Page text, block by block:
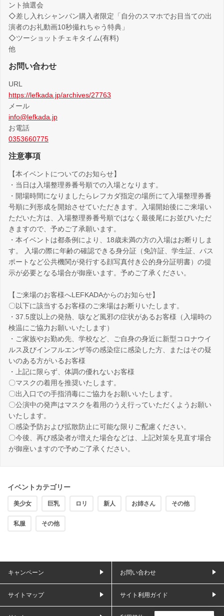
ント抽選会
◇差し入れシャンパン購入者限定「自分のスマホでお目当ての出
演者のお礼動画10秒撮れちゃう特典」
◇ツーショットチェキタイム(有料)
他
お問い合わせ
URL
https://lefkada.jp/archives/27763
メール
info@lefkada.jp
お電話
0353660775
注意事項
【本イベントについてのお知らせ】
・当日は入場整理券番号順での入場となります。
・開場時間になりましたらレフカダ指定の場所にて入場整理券番
号順に列形成を開始させていただきます。入場開始後にご来場い
ただいた方は、入場整理券番号順ではなく最後尾にお並びいただ
きますので、予めご了承願います。
・本イベントは都条例により、18歳未満の方の入場はお断りしま
す。 入場の際に年齢の確認できる身分証（免許証、学生証、パス
ポートなど公共機関が発行する顔写真付き公的身分証明書）の提
示が必要となる場合が御座います。予めご了承ください。
【ご来場のお客様へLEFKADAからのお知らせ】
〇以下に該当するお客様のご来場はお断りいたします。
・37.5度以上の発熱、咳など風邪の症状があるお客様（入場時の
検温にご協力お願いいたします）
・ご家族やお勤め先、学校など、ご自身の身近に新型コロナウイ
ルス及びインフルエンザ等の感染症に感染した方、またはその疑
いのある方がいるお客様
・上記に限らず、体調の優れないお客様
〇マスクの着用を推奨いたします。
〇出入口での手指消毒にご協力をお願いいたします。
〇公演中の発声はマスクを着用のうえ行っていただくようお願い
いたします。
〇感染予防および拡散防止に可能な限りご配慮ください。
〇今後、再び感染者が増えた場合などは、上記対策を見直す場合
が御座いますので予めご了承ください。
イベントカテゴリー
美少女 巨乳 ロリ 新人 お姉さん その他
私服 その他
キャンペーン お問い合わせ
サイトマップ サイト利用ガイド